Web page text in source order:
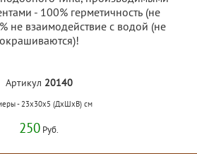
- 100% герметичность (не
не взаимодействие с водой (не
окрашиваются)!
Артикул 20140
- 23x30x5 (ДхШхВ) см
250 Руб.